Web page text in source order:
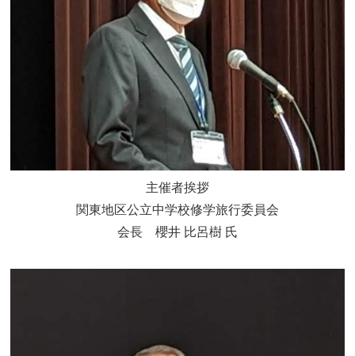
主催者挨拶
関東地区公立中学校修学旅行委員会
会長 櫻井 比呂樹 氏